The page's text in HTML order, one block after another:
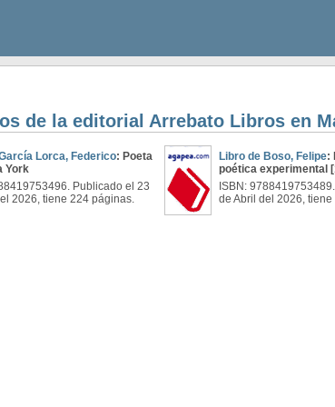
de la editorial Arrebato Libros en
Lorca, Federico: Poeta
York
Publicado el 23
2026, tiene 224 páginas.
Libro de Boso, Felipe:
poética experimental
ISBN:
de Abril del 2026,